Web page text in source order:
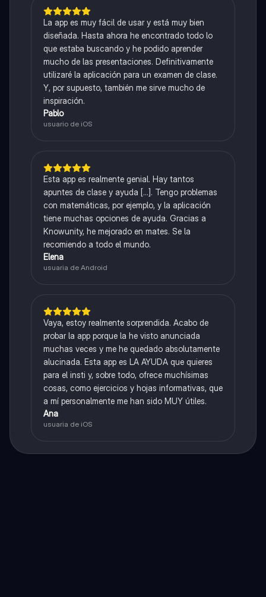
La app es muy fácil de usar y está muy bien
diseñada. Hasta ahora he encontrado todo lo
que estaba buscando y he podido aprender
mucho de las presentaciones. Definitivamente
utilizaré la aplicación para un examen de clase.
Y, por supuesto, también me sirve mucho de
inspiración.
Pablo
usuario de iOS
Esta app es realmente genial. Hay tantos
apuntes de clase y ayuda [...]. Tengo problemas
con matemáticas, por ejemplo, y la aplicación
tiene muchas opciones de ayuda. Gracias a
Knowunity, he mejorado en mates. Se la
recomiendo a todo el mundo.
Elena
usuaria de Android
Vaya, estoy realmente sorprendida. Acabo de
probar la app porque la he visto anunciada
muchas veces y me he quedado absolutamente
alucinada. Esta app es LA AYUDA que quieres
para el insti y, sobre todo, ofrece muchísimas
cosas, como ejercicios y hojas informativas, que
a mí personalmente me han sido MUY útiles.
Ana
usuaria de iOS